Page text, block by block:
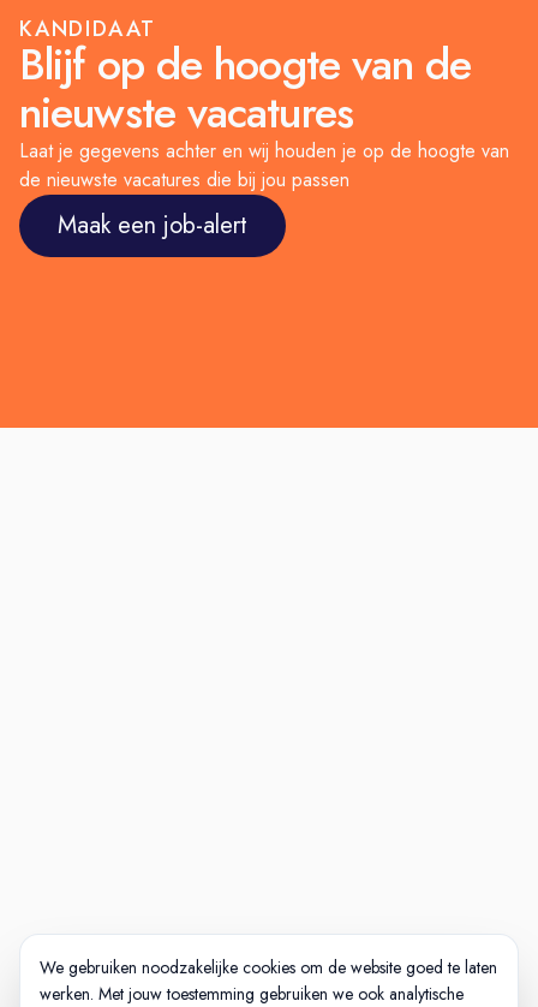
genomen voor tewerkstelling,
ongeacht ras, huidskleur, religie,
geslacht, nationaliteit, handicapstatus,
beschermde status als veteraan of
enige andere wettelijk beschermde
eigenschap.
KANDIDAAT
Blijf op de hoogte van de
nieuwste vacatures
Laat je gegevens achter en wij houden je op de hoogte van
de nieuwste vacatures die bij jou passen
Maak een job-alert
We gebruiken noodzakelijke cookies om de website goed te laten
werken. Met jouw toestemming gebruiken we ook analytische